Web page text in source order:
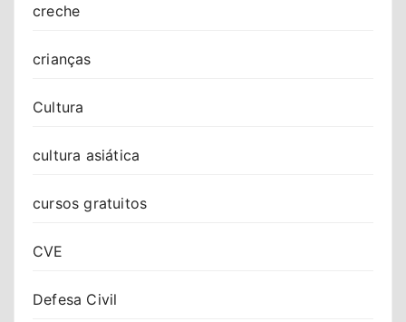
creche
crianças
Cultura
cultura asiática
cursos gratuitos
CVE
Defesa Civil